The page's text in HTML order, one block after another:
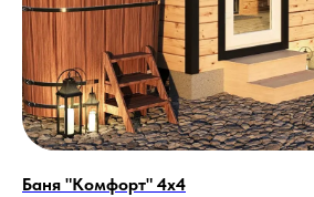
Баня "Комфорт" 4х4